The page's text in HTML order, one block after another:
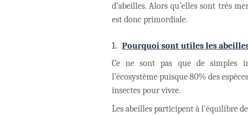
d’abeilles. Alors qu’elles sont très
est donc primordiale.
1. Pourquoi sont utiles les
Ce ne sont pas que de simples
l’écosystème puisque 80% des
insectes pour vivre.
Les abeilles participent à l’équilibre